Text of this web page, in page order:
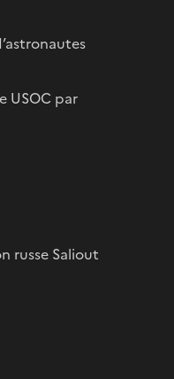
USOC par
russe Saliout